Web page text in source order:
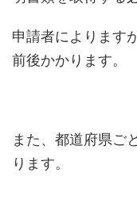
申請者によります
前後かかります。
また、都道府県ご
ります。